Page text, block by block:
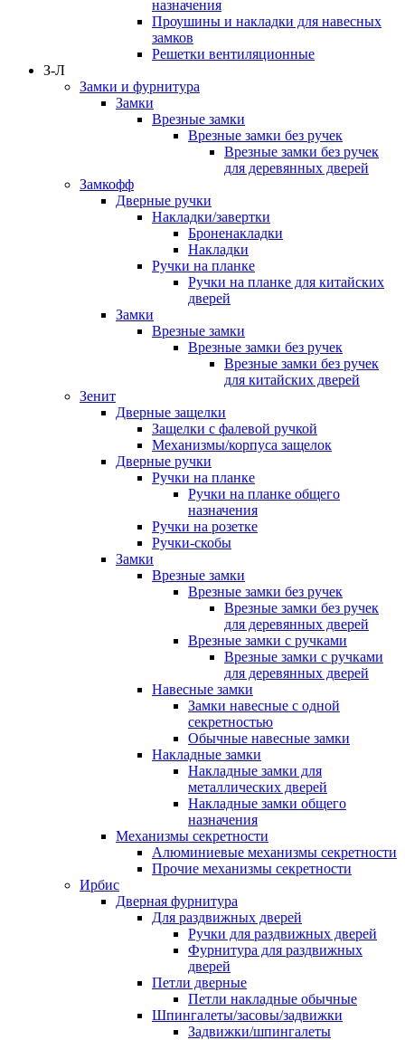
назначения
Проушины и накладки для навесных
замков
Решетки вентиляционные
З-Л
Замки и фурнитура
Замки
Врезные замки
Врезные замки без ручек
Врезные замки без ручек
для деревянных дверей
Замкофф
Дверные ручки
Накладки/завертки
Броненакладки
Накладки
Ручки на планке
Ручки на планке для китайских
дверей
Замки
Врезные замки
Врезные замки без ручек
Врезные замки без ручек
для китайских дверей
Зенит
Дверные защелки
Защелки с фалевой ручкой
Механизмы/корпуса защелок
Дверные ручки
Ручки на планке
Ручки на планке общего
назначения
Ручки на розетке
Ручки-скобы
Замки
Врезные замки
Врезные замки без ручек
Врезные замки без ручек
для деревянных дверей
Врезные замки с ручками
Врезные замки с ручками
для деревянных дверей
Навесные замки
Замки навесные с одной
секретностью
Обычные навесные замки
Накладные замки
Накладные замки для
металлических дверей
Накладные замки общего
назначения
Механизмы секретности
Алюминиевые механизмы секретности
Прочие механизмы секретности
Ирбис
Дверная фурнитура
Для раздвижных дверей
Ручки для раздвижных дверей
Фурнитура для раздвижных
дверей
Петли дверные
Петли накладные обычные
Шпингалеты/засовы/задвижки
Задвижки/шпингалеты